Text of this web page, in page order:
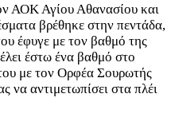
ΑΟΚ Αγίου Αθανασίου και
βρέθηκε στην πεντάδα,
έφυγε με τον βαθμό της
έστω ένα βαθμό στο
με τον Ορφέα Σουρωτής
να αντιμετωπίσει στα πλέι